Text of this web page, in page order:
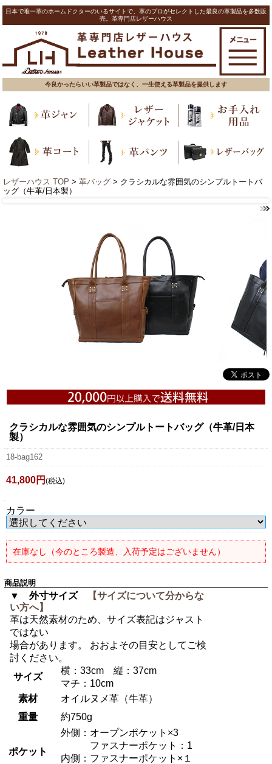
日本で唯一革のホームドクターのいるサイトで、革のプロがセレクトした最良の革製品を多数販
売。革専門店レザーハウス
今良かったらいい革製品ではなく、一生使える革製品を提供します
レザーハウス TOP > 革バッグ > クラシカルな雰囲気のシンプルトートバ
ッグ（牛革/日本製）
クラシカルな雰囲気のシンプルトートバッグ（牛革/日本
製）
18-bag162
41,800円 (税込)
カラー
在庫なし（今のところ製造、入荷予定はございません）
商品説明
▼ 外寸サイズ
【サイズについて分からな
い方へ】
革は天然素材のため、サイズ表記はジャスト
ではない
場合があります。 おおよその目安としてご検
討ください。
サイズ
横：33cm 縦：37cm
マチ：10cm
素材
オイルヌメ革（牛革）
重量
約750g
ポケット
外側：オープンポケット×3
ファスナーポケット：1
内側：ファスナーポケット×１